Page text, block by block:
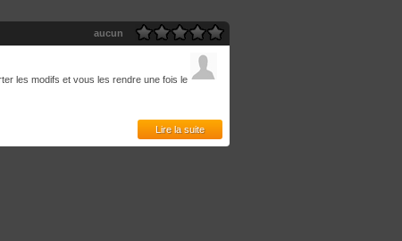
aucun
les modifs et vous les rendre une fois le
Lire la suite